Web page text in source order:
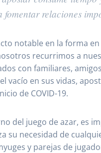
relaciones
notable en la forma
recurrimos a
con familiares,
vacío en sus vidas,
de COVID-19.
del juego de azar, es
su necesidad de
y parejas de